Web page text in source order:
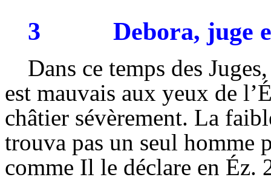
3 Debora, juge
Dans ce temps des
est mauvais aux yeux de
châtier sévèrement. La
trouva pas un seul homme
comme Il le déclare en Éz.